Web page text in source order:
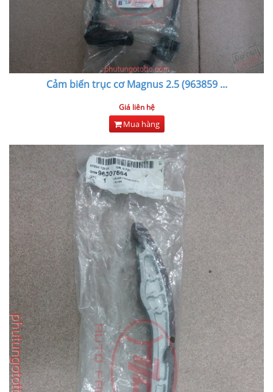
Cảm biến trục cơ Magnus 2.5 (963859...
Giá liên hệ
Mua hàng